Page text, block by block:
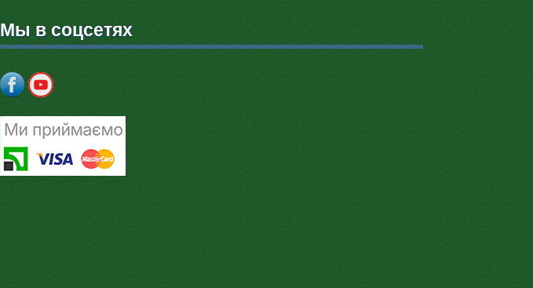
Мы в соцсетях